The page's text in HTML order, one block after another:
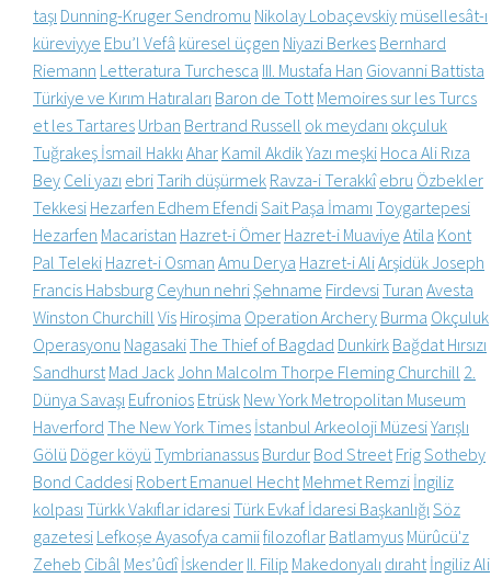
taşı Dunning-Kruger Sendromu Nikolay Lobaçevskiy müsellesât-ı
küreviyye Ebu’l Vefâ küresel üçgen Niyazi Berkes Bernhard
Riemann Letteratura Turchesca III. Mustafa Han Giovanni Battista
Türkiye ve Kırım Hatıraları Baron de Tott Memoires sur les Turcs
et les Tartares Urban Bertrand Russell ok meydanı okçuluk
Tuğrakeş İsmail Hakkı Ahar Kamil AkdikYazı meşki Hoca Ali Rıza
Bey Celi yazı ebriTarih düşürmek Ravza-i Terakkî ebru Özbekler
Tekkesi Hezarfen Edhem EfendiSait Paşa İmamı Toygartepesi
Hezarfen Macaristan Hazret-i Ömer Hazret-i Muaviye Atila Kont
Pal Teleki Hazret-i Osman Amu Derya Hazret-i AliArşidük Joseph
Francis Habsburg Ceyhun nehri Şehname FirdevsiTuran Avesta
Winston Churchill Vis Hiroşima Operation Archery Burma Okçuluk
Operasyonu NagasakiThe Thief of Bagdad Dunkirk Bağdat Hırsızı
Sandhurst Mad JackJohn Malcolm Thorpe Fleming Churchill 2.
Dünya Savaşı Eufronios Etrüsk New York Metropolitan Museum
Haverford The New York Times İstanbul Arkeoloji MüzesiYarışlı
Gölü Döger köyü Tymbrianassus Burdur Bod Street FrigSotheby
Bond Caddesi Robert Emanuel Hecht Mehmet Remzi İngiliz
kolpası Türkk Vakıflar idaresiTürk Evkaf İdaresi Başkanlığı Söz
gazetesi Lefkoşe Ayasofya camiifilozoflar Batlamyus Mürûcü'z
Zeheb Cibâl Mes’ûdî İskender II. Filip Makedonyalı dıraht İngiliz Ali